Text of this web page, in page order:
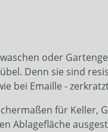
oder
Denn sie sind
bei Emaille -
für Keller,
Ablagefläche